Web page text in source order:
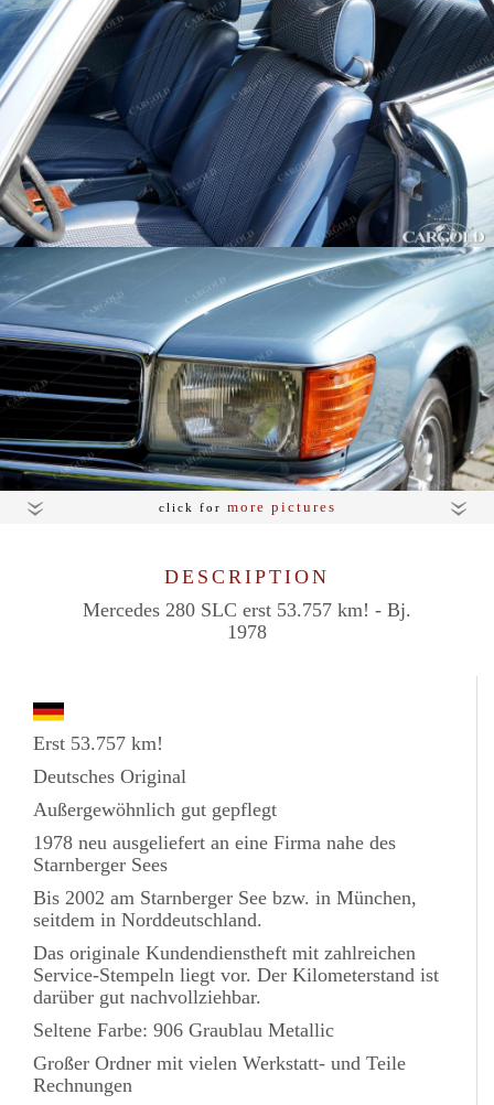
click for more pictures
DESCRIPTION
Mercedes 280 SLC erst 53.757 km! - Bj.
1978
Erst 53.757 km!
Deutsches Original
Außergewöhnlich gut gepflegt
1978 neu ausgeliefert an eine Firma nahe des
Starnberger Sees
Bis 2002 am Starnberger See bzw. in München,
seitdem in Norddeutschland.
Das originale Kundendienstheft mit zahlreichen
Service-Stempeln liegt vor. Der Kilometerstand ist
darüber gut nachvollziehbar.
Seltene Farbe: 906 Graublau Metallic
Großer Ordner mit vielen Werkstatt- und Teile
Rechnungen